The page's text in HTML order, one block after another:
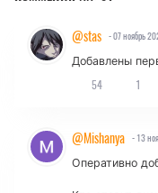
@stas - 07 ноябрь
Добавлены
54 1
@Mishanya - 13
Оперативно